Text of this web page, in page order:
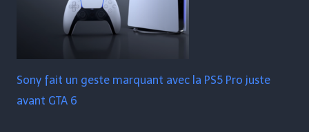
Sony fait un geste marquant avec la PS5 Pro juste
avant GTA 6